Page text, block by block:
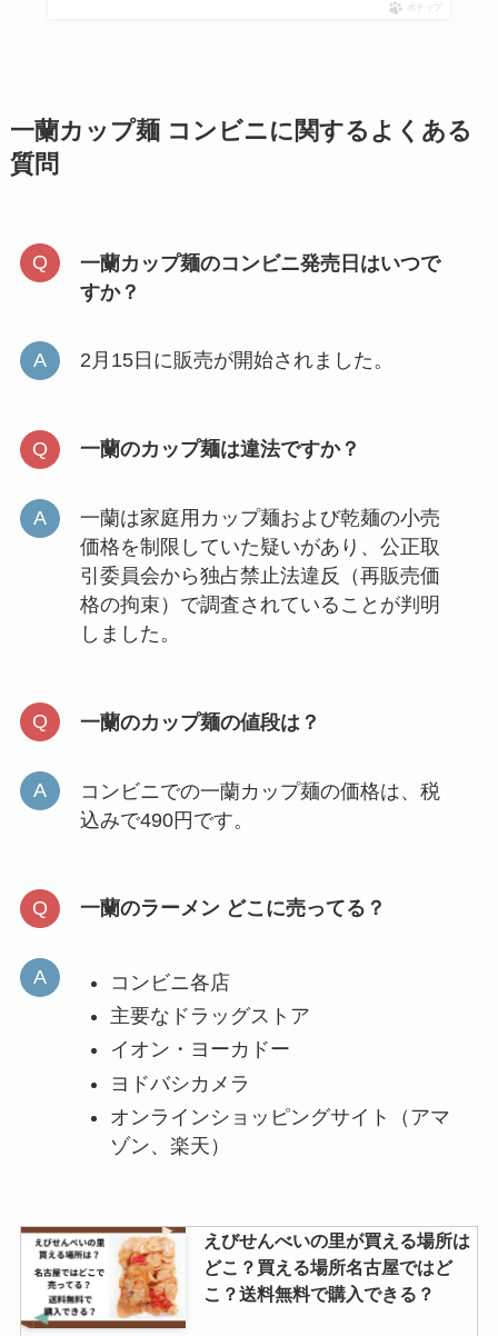
ポチップ
一蘭カップ麺 コンビニに関するよくある
質問
一蘭カップ麺のコンビニ発売日はいつで
すか？
2月15日に販売が開始されました。
一蘭のカップ麺は違法ですか？
一蘭は家庭用カップ麺および乾麺の小売
価格を制限していた疑いがあり、公正取
引委員会から独占禁止法違反（再販売価
格の拘束）で調査されていることが判明
しました。
一蘭のカップ麺の値段は？
コンビニでの一蘭カップ麺の価格は、税
込みで490円です。
一蘭のラーメン どこに売ってる？
コンビニ各店
主要なドラッグストア
イオン・ヨーカドー
ヨドバシカメラ
オンラインショッピングサイト（アマ
ゾン、楽天）
えびせんべいの里が買える場所は
どこ？買える場所名古屋ではど
こ？送料無料で購入できる？